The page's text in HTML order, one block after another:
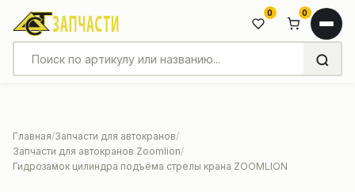
0 0
Главная Запчасти для автокранов
Запчасти для автокранов Zoomlion
Гидрозамок цилиндра подъёма стрелы крана ZOOMLION